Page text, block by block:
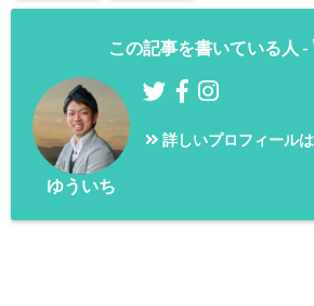
この記事を書いている人 -
ゆういち
詳しいプロフィール